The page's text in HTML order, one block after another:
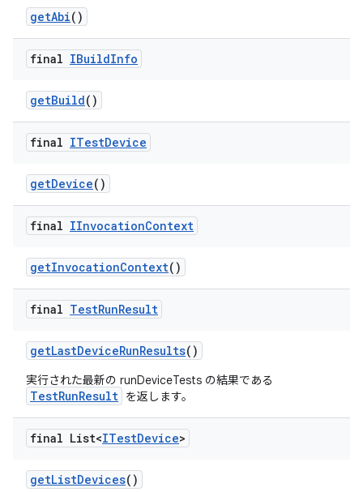
getAbi()
final IBuildInfo
getBuild()
final ITestDevice
getDevice()
final IInvocationContext
getInvocationContext()
final TestRunResult
getLastDeviceRunResults()
実行された最新の runDeviceTests の結果である
TestRunResult を返します。
final List<ITestDevice>
getListDevices()